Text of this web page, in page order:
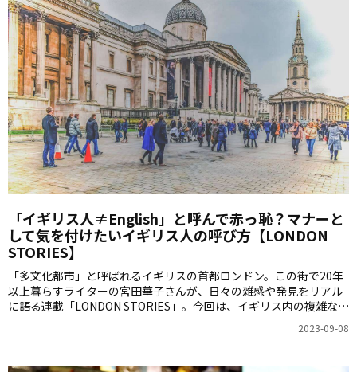
「イギリス人≠English」と呼んで赤っ恥？マナーと
して気を付けたいイギリス人の呼び方【LONDON
STORIES】
「多文化都市」と呼ばれるイギリスの首都ロンドン。この街で20年
以上暮らすライターの宮田華子さんが、日々の雑感や発見をリアル
に語る連載「LONDON STORIES」。今回は、イギリス内の複雑な国
2023-09-08